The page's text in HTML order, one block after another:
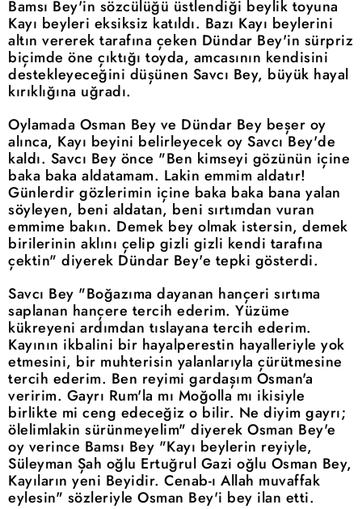
Bamsı Bey'in sözcülüğü üstlendiği beylik toyuna
Kayı beyleri eksiksiz katıldı. Bazı Kayı beylerini
altın vererek tarafına çeken Dündar Bey'in sürpriz
biçimde öne çıktığı toyda, amcasının kendisini
destekleyeceğini düşünen Savcı Bey, büyük hayal
kırıklığına uğradı.
Oylamada Osman Bey ve Dündar Bey beşer oy
alınca, Kayı beyini belirleyecek oy Savcı Bey'de
kaldı. Savcı Bey önce "Ben kimseyi gözünün içine
baka baka aldatamam. Lakin emmim aldatır!
Günlerdir gözlerimin içine baka baka bana yalan
söyleyen, beni aldatan, beni sırtımdan vuran
emmime bakın. Demek bey olmak istersin, demek
birilerinin aklını çelip gizli gizli kendi tarafına
çektin" diyerek Dündar Bey'e tepki gösterdi.
Savcı Bey "Boğazıma dayanan hançeri sırtıma
saplanan hançere tercih ederim. Yüzüme
kükreyeni ardımdan tıslayana tercih ederim.
Kayının ikbalini bir hayalperestin hayalleriyle yok
etmesini, bir muhterisin yalanlarıyla çürütmesine
tercih ederim. Ben reyimi gardaşım Osman'a
veririm. Gayrı Rum'la mı Moğolla mı ikisiyle
birlikte mi ceng edeceğiz o bilir. Ne diyim gayrı;
ölelimlakin sürünmeyelim" diyerek Osman Bey'e
oy verince Bamsı Bey "Kayı beylerin reyiyle,
Süleyman Şah oğlu Ertuğrul Gazi oğlu Osman Bey,
Kayıların yeni Beyidir. Cenab-ı Allah muvaffak
eylesin" sözleriyle Osman Bey'i bey ilan etti.